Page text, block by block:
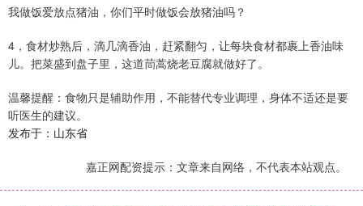
我做饭爱放点猪油，你们平时做饭会放猪油吗？
4，食材炒熟后，滴几滴香油，赶紧翻匀，让每块食材都裹上香油味
儿。把菜盛到盘子里，这道茼蒿烧老豆腐就做好了。
温馨提醒：食物只是辅助作用，不能替代专业调理，身体不适还是要
听医生的建议。
发布于：山东省
嘉正网配资提示：文章来自网络，不代表本站观点。